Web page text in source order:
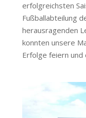
erfolgreichsten
Fußballabteilung
herausragenden
konnten unsere
Erfolge feiern und